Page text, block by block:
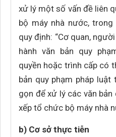
xử lý một số vấn đề liên
bộ máy nhà nước,
quy định: “Cơ quan,
hành văn bản quy
quyền hoặc trình cấp có
bản quy phạm pháp
gọn để xử lý các văn
xếp tổ chức bộ máy nhà
b) Cơ sở thực tiễn